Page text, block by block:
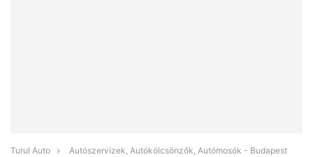
Turul Auto
Autószervizek, Autókölcsönzők, Autómosók - Budapest